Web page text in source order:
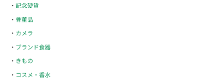
記念硬貨
骨董品
カメラ
ブランド食器
きもの
コスメ・香水